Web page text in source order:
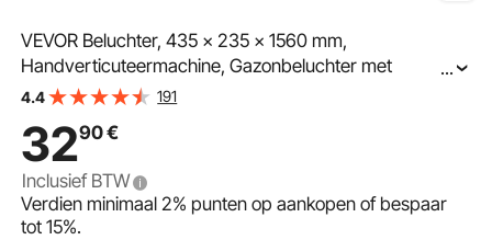
VEVOR Beluchter, 435 x 235 x 1560 mm,
Handverticuteermachine, Gazonbeluchter met
afneembare handgreep en 27 ijzeren pinnen,
tuin, Terras, Tuin, Zwart
...
4.4 191
3290€
Inclusief BTW
Verdien minimaal2% punten op aankopen of bespaar
tot15%.